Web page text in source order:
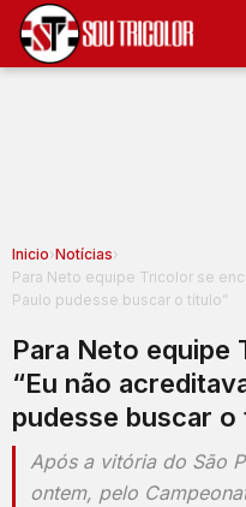
Inicio›Notícias›
Para Neto equipe Tricolor se
Paulo pudesse buscar o título”
Para Neto
“Eu não
pudesse buscar o
Após a vitória do São
ontem, pelo